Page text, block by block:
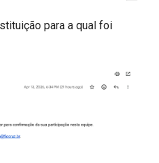
para a qual foi